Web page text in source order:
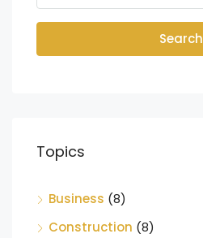
Search
Topics
Business (8)
Construction (8)